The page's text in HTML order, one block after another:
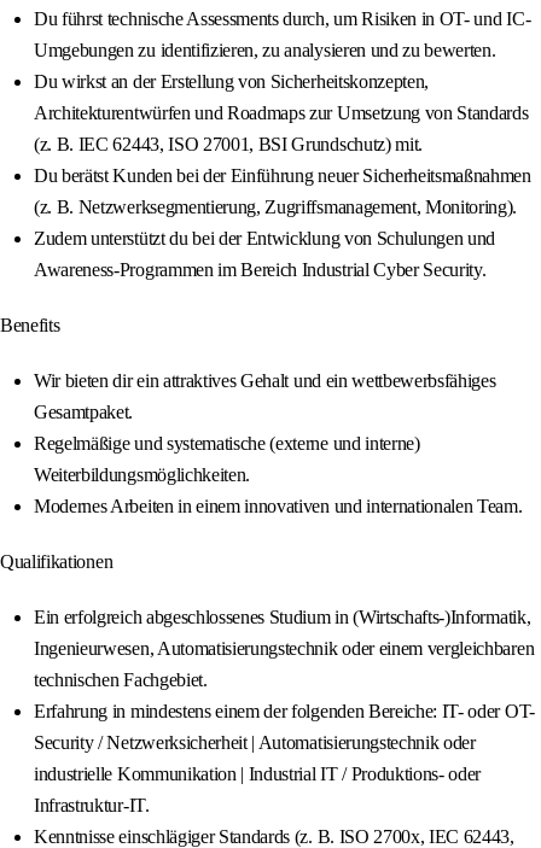
Du führst technische Assessments durch, um Risiken in OT- und IC-
Umgebungen zu identifizieren, zu analysieren und zu bewerten.
Du wirkst an der Erstellung von Sicherheitskonzepten,
Architekturentwürfen und Roadmaps zur Umsetzung von Standards
(z. B. IEC 62443, ISO 27001, BSI Grundschutz) mit.
Du berätst Kunden bei der Einführung neuer Sicherheitsmaßnahmen
(z. B. Netzwerksegmentierung, Zugriffsmanagement, Monitoring).
Zudem unterstützt du bei der Entwicklung von Schulungen und
Awareness-Programmen im Bereich Industrial Cyber Security.
Benefits
Wir bieten dir ein attraktives Gehalt und ein wettbewerbsfähiges
Gesamtpaket.
Regelmäßige und systematische (externe und interne)
Weiterbildungsmöglichkeiten.
Modernes Arbeiten in einem innovativen und internationalen Team.
Qualifikationen
Ein erfolgreich abgeschlossenes Studium in (Wirtschafts-)Informatik,
Ingenieurwesen, Automatisierungstechnik oder einem vergleichbaren
technischen Fachgebiet.
Erfahrung in mindestens einem der folgenden Bereiche: IT- oder OT-
Security / Netzwerksicherheit | Automatisierungstechnik oder
industrielle Kommunikation | Industrial IT / Produktions- oder
Infrastruktur-IT.
Kenntnisse einschlägiger Standards (z. B. ISO 2700x, IEC 62443,